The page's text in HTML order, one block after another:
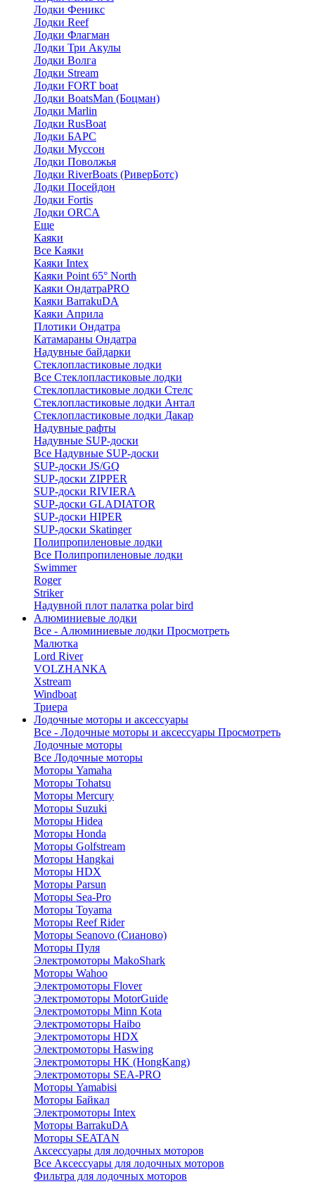
Лодки Феникс
Лодки Reef
Лодки Флагман
Лодки Три Акулы
Лодки Волга
Лодки Stream
Лодки FORT boat
Лодки BoatsMan (Боцман)
Лодки Marlin
Лодки RusBoat
Лодки БАРС
Лодки Муссон
Лодки Поволжья
Лодки RiverBoats (РиверБотс)
Лодки Посейдон
Лодки Fortis
Лодки ORCA
Еще
Каяки
Все Каяки
Каяки Intex
Каяки Point 65° North
Каяки ОндатраPRO
Каяки BarrakuDA
Каяки Априла
Плотики Ондатра
Катамараны Ондатра
Надувные байдарки
Стеклопластиковые лодки
Все Стеклопластиковые лодки
Стеклопластиковые лодки Стелс
Стеклопластиковые лодки Антал
Стеклопластиковые лодки Дакар
Надувные рафты
Надувные SUP-доски
Все Надувные SUP-доски
SUP-доски JS/GQ
SUP-доски ZIPPER
SUP-доски RIVIERA
SUP-доски GLADIATOR
SUP-доски HIPER
SUP-доски Skatinger
Полипропиленовые лодки
Все Полипропиленовые лодки
Swimmer
Roger
Striker
Надувной плот палатка polar bird
Алюминиевые лодки
Все - Алюминиевые лодки Просмотреть
Малютка
Lord River
VOLZHANKA
Xstream
Windboat
Триера
Лодочные моторы и аксессуары
Все - Лодочные моторы и аксессуары Просмотреть
Лодочные моторы
Все Лодочные моторы
Моторы Yamaha
Моторы Tohatsu
Моторы Mercury
Моторы Suzuki
Моторы Hidea
Моторы Honda
Моторы Golfstream
Моторы Hangkai
Моторы HDX
Моторы Parsun
Моторы Sea-Pro
Моторы Toyama
Моторы Reef Rider
Моторы Seanovo (Сианово)
Моторы Пуля
Электромоторы MakoShark
Моторы Wahoo
Электромоторы Flover
Электромоторы MotorGuide
Электромоторы Minn Kota
Электромоторы Haibo
Электромоторы HDX
Электромоторы Haswing
Электромоторы HK (HongKang)
Электромоторы SEA-PRO
Моторы Yamabisi
Моторы Байкал
Электромоторы Intex
Моторы BarrakuDA
Моторы SEATAN
Аксессуары для лодочных моторов
Все Аксессуары для лодочных моторов
Фильтра для лодочных моторов